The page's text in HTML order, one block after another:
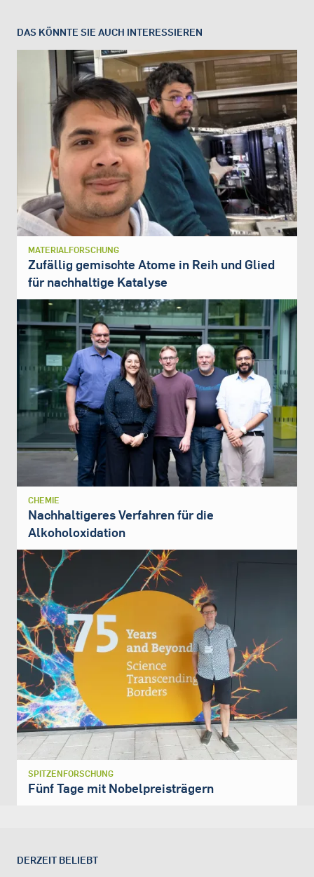
DAS KÖNNTE SIE AUCH INTERESSIEREN
MATERIALFORSCHUNG
Zufällig gemischte Atome in Reih und Glied
für nachhaltige Katalyse
CHEMIE
Nachhaltigeres Verfahren für die
Alkoholoxidation
SPITZENFORSCHUNG
Fünf Tage mit Nobelpreisträgern
DERZEIT BELIEBT